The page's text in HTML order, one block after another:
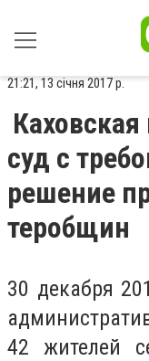
21:21, 13 січня 2017 р.
суд с
решение
теробщин
30 декабря
42 жителей